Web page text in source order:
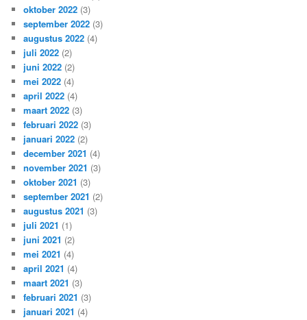
oktober 2022 (3)
september 2022 (3)
augustus 2022 (4)
juli 2022 (2)
juni 2022 (2)
mei 2022 (4)
april 2022 (4)
maart 2022 (3)
februari 2022 (3)
januari 2022 (2)
december 2021 (4)
november 2021 (3)
oktober 2021 (3)
september 2021 (2)
augustus 2021 (3)
juli 2021 (1)
juni 2021 (2)
mei 2021 (4)
april 2021 (4)
maart 2021 (3)
februari 2021 (3)
januari 2021 (4)